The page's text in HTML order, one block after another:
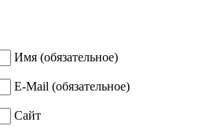
Имя (обязательное)
E-Mail (обязательное)
Сайт